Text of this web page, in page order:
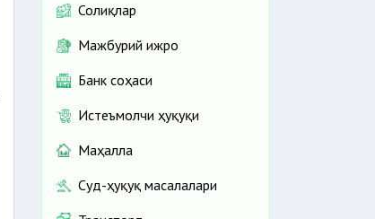
Солиқлар
Мажбурий ижро
Банк соҳаси
Истеъмолчи ҳуқуқи
Маҳалла
Суд-ҳуқуқ масалалари